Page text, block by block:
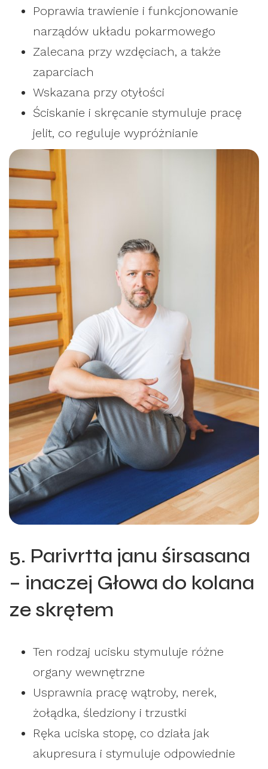
Poprawia trawienie i funkcjonowanie
narządów układu pokarmowego
Zalecana przy wzdęciach, a także
zaparciach
Wskazana przy otyłości
Ściskanie i skręcanie stymuluje pracę
jelit, co reguluje wypróżnianie
5. Parivrtta janu śirsasana
– inaczej Głowa do kolana
ze skrętem
Ten rodzaj ucisku stymuluje różne
organy wewnętrzne
Usprawnia pracę wątroby, nerek,
żołądka, śledziony i trzustki
Ręka uciska stopę, co działa jak
akupresura i stymuluje odpowiednie